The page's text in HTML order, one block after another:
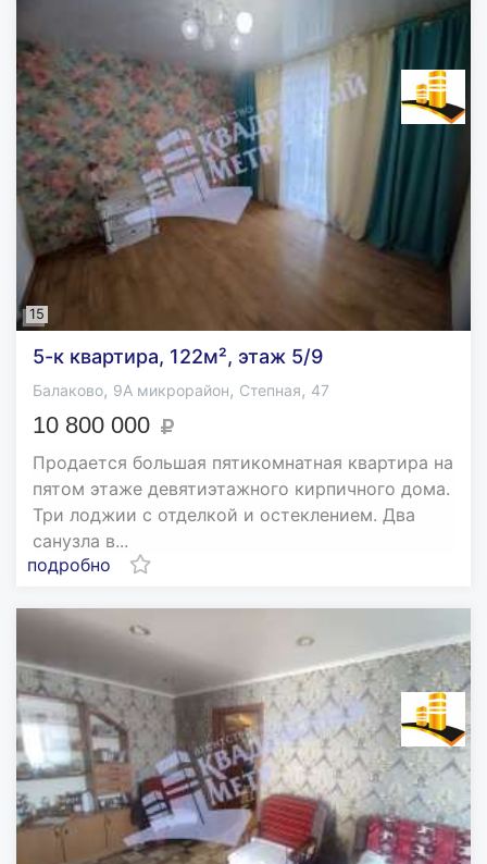
15
5-к квартира, 122м², этаж 5/9
Балаково, 9А микрорайон, Степная, 47
10 800 000
Продается большая пятикомнатная квартира на
пятом этаже девятиэтажного кирпичного дома.
Три лоджии с отделкой и остеклением. Два
санузла в...
подробно